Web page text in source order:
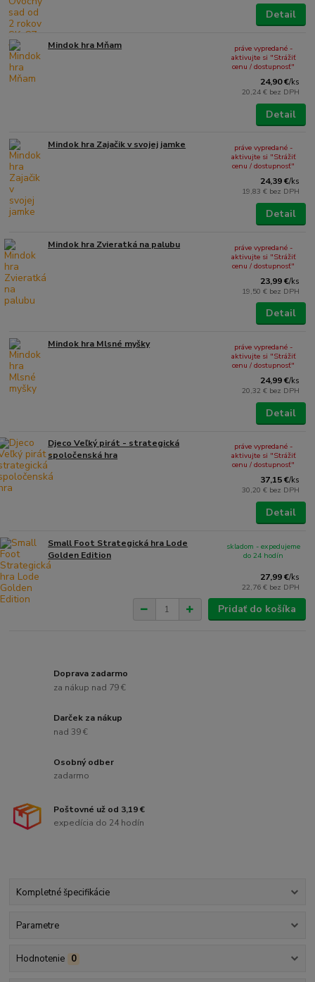
Detail
Mindok hra Mňam
24,90 €/ks
20,24 € bez DPH
práve vypredané -
aktivujte si "Strážiť
cenu / dostupnosť"
Detail
Mindok hra Zajačik v svojej jamke
24,39 €/ks
19,83 € bez DPH
práve vypredané -
aktivujte si "Strážiť
cenu / dostupnosť"
Detail
Mindok hra Zvieratká na palubu
23,99 €/ks
19,50 € bez DPH
práve vypredané -
aktivujte si "Strážiť
cenu / dostupnosť"
Detail
Mindok hra Mlsné myšky
24,99 €/ks
20,32 € bez DPH
práve vypredané -
aktivujte si "Strážiť
cenu / dostupnosť"
Detail
Djeco Veľký pirát - strategická
spoločenská hra
37,15 €/ks
30,20 € bez DPH
práve vypredané -
aktivujte si "Strážiť
cenu / dostupnosť"
Detail
Small Foot Strategická hra Lode
Golden Edition
27,99 €/ks
22,76 € bez DPH
skladom - expedujeme
do 24 hodín
Pridať do košíka
Doprava zadarmo
za nákup nad 79 €
Darček za nákup
nad 39 €
Osobný odber
zadarmo
Poštovné už od 3,19 €
expedícia do 24 hodín
Kompletné špecifikácie
Parametre
Hodnotenie 0